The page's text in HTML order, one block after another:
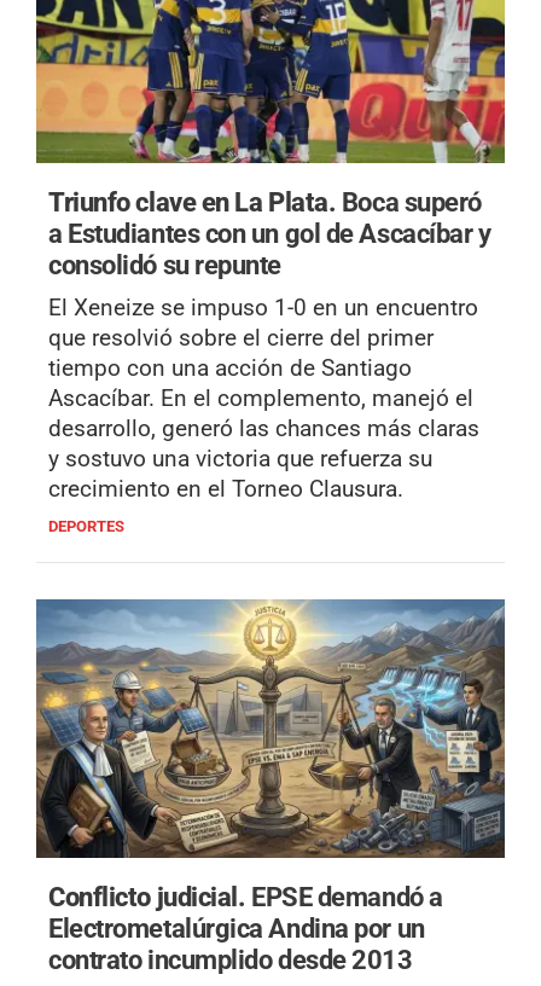
Triunfo clave en La Plata. Boca superó
a Estudiantes con un gol de Ascacíbar y
consolidó su repunte
El Xeneize se impuso 1-0 en un encuentro
que resolvió sobre el cierre del primer
tiempo con una acción de Santiago
Ascacíbar. En el complemento, manejó el
desarrollo, generó las chances más claras
y sostuvo una victoria que refuerza su
crecimiento en el Torneo Clausura.
DEPORTES
Conflicto judicial. EPSE demandó a
Electrometalúrgica Andina por un
contrato incumplido desde 2013